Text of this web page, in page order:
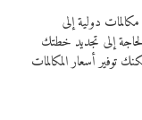
دولية إلى
إلى تجديد خطتك
أسعار المكالمات